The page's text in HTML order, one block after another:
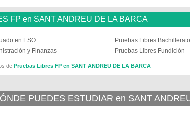
FP en SANT ANDREU DE LA BARCA
en ESO
Pruebas Libres Bachillerato
y Finanzas
Pruebas Libres Fundición
de Pruebas Libres FP en SANT ANDREU DE LA BARCA
PUEDES ESTUDIAR en SANT